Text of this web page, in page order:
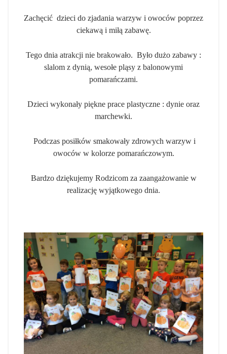
Zachęcić dzieci do zjadania warzyw i owoców poprzez
ciekawą i miłą zabawę.
Tego dnia atrakcji nie brakowało. Było dużo zabawy :
slalom z dynią, wesołe pląsy z balonowymi
pomarańczami.
Dzieci wykonały piękne prace plastyczne : dynie oraz
marchewki.
Podczas posiłków smakowały zdrowych warzyw i
owoców w kolorze pomarańczowym.
Bardzo dziękujemy Rodzicom za zaangażowanie w
realizację wyjątkowego dnia.